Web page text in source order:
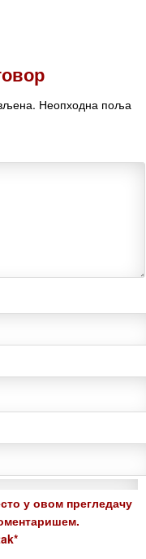
Неопходна поља
у овом прегледачу